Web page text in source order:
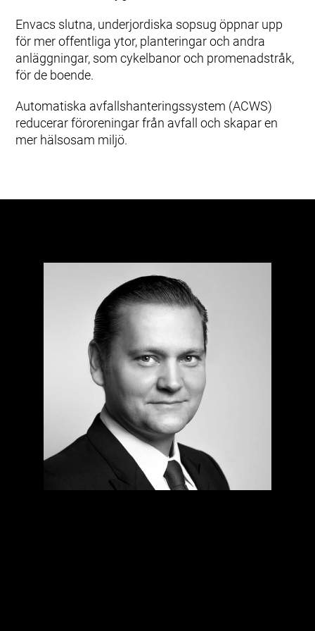
Envacs slutna, underjordiska sopsug öppnar upp
för mer offentliga ytor, planteringar och andra
anläggningar, som cykelbanor och promenadstråk,
för de boende.
Automatiska avfallshanteringssystem (ACWS)
reducerar föroreningar från avfall och skapar en
mer hälsosam miljö.